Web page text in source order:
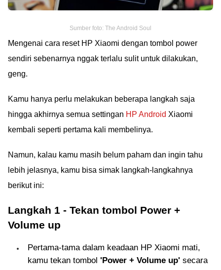
Sumber foto: The Android Soul
Mengenai cara reset HP Xiaomi dengan tombol power
sendiri sebenarnya nggak terlalu sulit untuk dilakukan,
geng.
Kamu hanya perlu melakukan beberapa langkah saja
hingga akhirnya semua settingan HP Android Xiaomi
kembali seperti pertama kali membelinya.
Namun, kalau kamu masih belum paham dan ingin tahu
lebih jelasnya, kamu bisa simak langkah-langkahnya
berikut ini:
Langkah 1 - Tekan tombol Power +
Volume up
Pertama-tama dalam keadaan HP Xiaomi mati,
kamu tekan tombol 'Power + Volume up' secara